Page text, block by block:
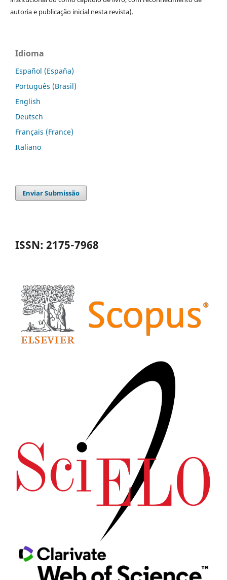
autoria e publicação inicial nesta revista).
Idioma
Español (España)
Português (Brasil)
English
Deutsch
Français (France)
Italiano
Enviar Submissão
ISSN: 2175-7968